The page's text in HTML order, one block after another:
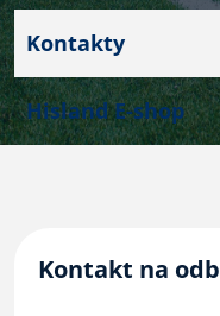
Kontakty
Hisland E-shop
Kontakt na